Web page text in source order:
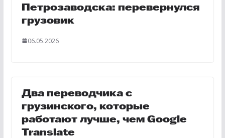
Петрозаводска: перевернулся
грузовик
06.05.2026
Два переводчика с
грузинского, которые
работают лучше, чем Google
Translate